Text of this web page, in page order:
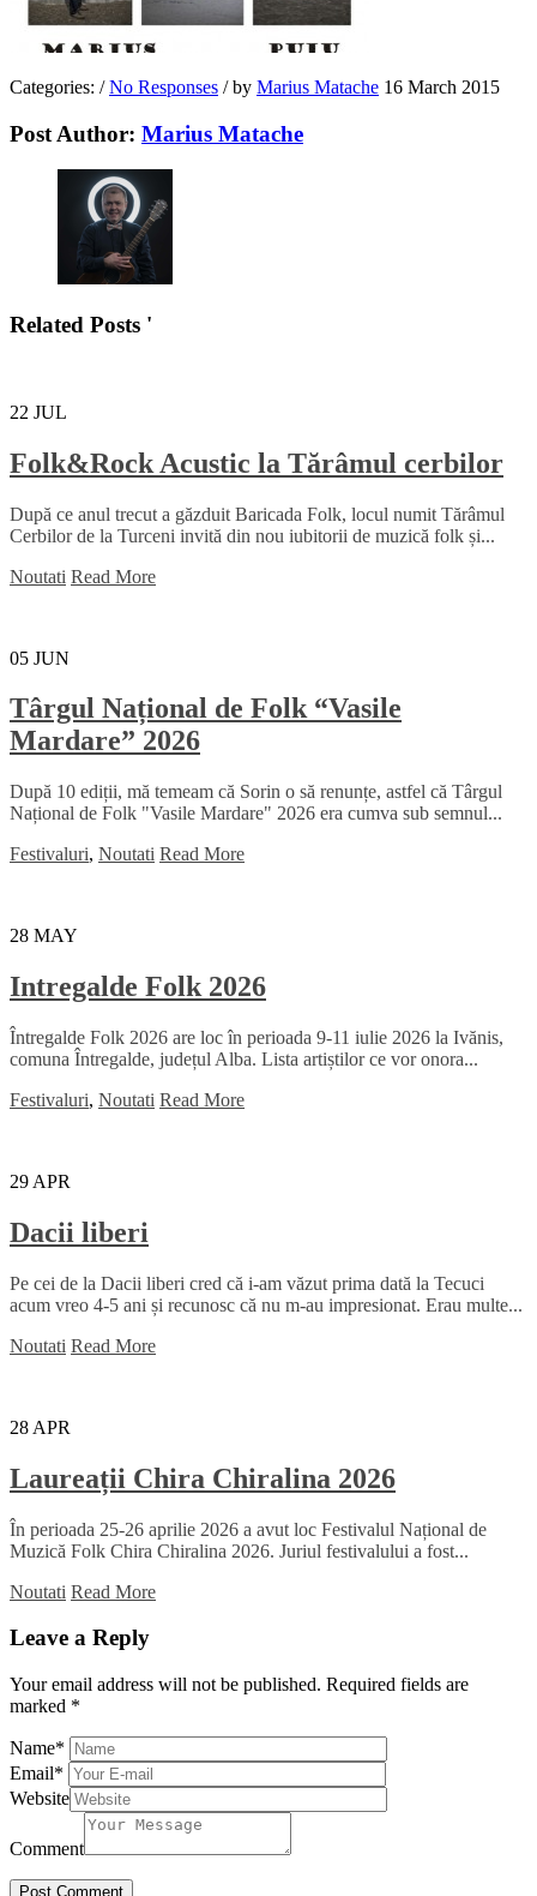
Categories: / No Responses /by Marius Matache 16 March 2015
Post Author: Marius Matache
Related Posts '
22 JUL
Folk&Rock Acustic la Tărâmul cerbilor
După ce anul trecut a găzduit Baricada Folk, locul numit Tărâmul
Cerbilor de la Turceni invită din nou iubitorii de muzică folk și...
Noutati Read More
05 JUN
Târgul Național de Folk “Vasile
Mardare” 2026
După 10 ediții, mă temeam că Sorin o să renunțe, astfel că Târgul
Național de Folk "Vasile Mardare" 2026 era cumva sub semnul...
Festivaluri, Noutati Read More
28 MAY
Intregalde Folk 2026
Întregalde Folk 2026 are loc în perioada 9-11 iulie 2026 la Ivănis,
comuna Întregalde, județul Alba. Lista artiștilor ce vor onora...
Festivaluri, Noutati Read More
29 APR
Dacii liberi
Pe cei de la Dacii liberi cred că i-am văzut prima dată la Tecuci
acum vreo 4-5 ani și recunosc că nu m-au impresionat. Erau multe...
Noutati Read More
28 APR
Laureații Chira Chiralina 2026
În perioada 25-26 aprilie 2026 a avut loc Festivalul Național de
Muzică Folk Chira Chiralina 2026. Juriul festivalului a fost...
Noutati Read More
Leave a Reply
Your email address will not be published. Required fields are
marked *
Name*
Email*
Website
Comment